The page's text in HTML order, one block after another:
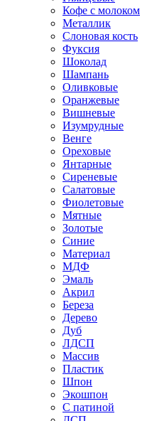
Кофе с молоком
Металлик
Слоновая кость
Фуксия
Шоколад
Шампань
Оливковые
Оранжевые
Вишневые
Изумрудные
Венге
Ореховые
Янтарные
Сиреневые
Салатовые
Фиолетовые
Мятные
Золотые
Синие
Материал
МДФ
Эмаль
Акрил
Береза
Дерево
Дуб
ЛДСП
Массив
Пластик
Шпон
Экошпон
С патиной